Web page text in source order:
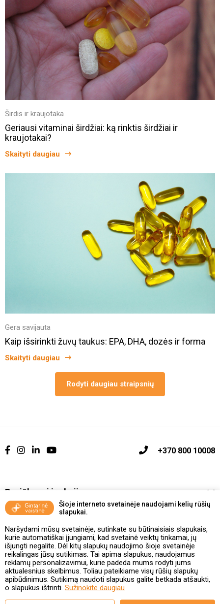
Šioje interneto svetainėje naudojami kelių rūšių
slapukai.
Naršydami mūsų svetainėje, sutinkate su būtinaisiais slapukais,
kurie automatiškai įjungiami, kad svetainė veiktų tinkamai, jų
išjungti negalite. Dėl kitų slapukų naudojimo šioje svetainėje
reikalingas jūsų sutikimas. Tai apima slapukus, naudojamus
reklamų personalizavimui, kurie padeda mums rodyti jums
aktualesnius skelbimus. Toliau pateikiame visų rūšių slapukų
apibūdinimus. Sutikimą naudoti slapukus galite betkada atšaukti,
o slapukus ištrinti. Sužinokite daugiau
Širdis ir kraujotaka
Geriausi vitaminai širdžiai: ką rinktis širdžiai ir
kraujotakai?
Skaityti daugiau
Gera savijauta
Kaip išsirinkti žuvų taukus: EPA, DHA, dozės ir forma
Skaityti daugiau
Rodyti daugiau straipsnių
+370 800 10008
Pasiūlymai ir akcijos
Vakcinavimo tvarka ir taisyklės
Kontaktai ir Karjera
Taisyklės ir politika